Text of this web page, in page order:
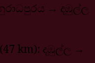
→ දඹුල්ල
km): දඹුල්ල →